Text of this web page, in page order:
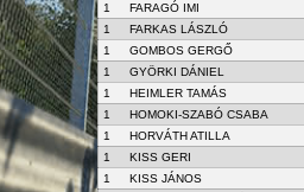
1
FARAGÓ IMI
1
FARKAS LÁSZLÓ
1
GOMBOS GERGŐ
1
GYÖRKI DÁNIEL
1
HEIMLER TAMÁS
1
HOMOKI-SZABÓ CSABA
1
HORVÁTH ATILLA
1
KISS GERI
1
KISS JÁNOS